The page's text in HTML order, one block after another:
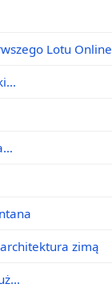
Lotu Online
zimą